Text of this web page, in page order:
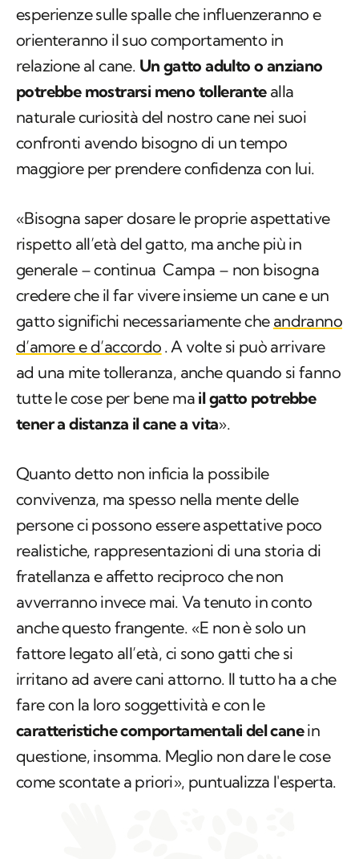
esperienze sulle spalle che influenzeranno e
orienteranno il suo comportamento in
relazione al cane. Un gatto adulto o anziano
potrebbe mostrarsi meno tollerantealla
naturale curiosità del nostro cane nei suoi
confronti avendo bisogno di un tempo
maggiore per prendere confidenza con lui.
«Bisogna saper dosare le proprie aspettative
rispetto all’età del gatto, ma anche più in
generale – continua Campa – non bisogna
credere che il far vivere insieme un cane e un
gatto significhi necessariamente che andranno
d’amore e d’accordo . A volte si può arrivare
ad una mite tolleranza, anche quando si fanno
tutte le cose per bene ma il gatto potrebbe
tener a distanza il cane a vita».
Quanto detto non inficia la possibile
convivenza, ma spesso nella mente delle
persone ci possono essere aspettative poco
realistiche, rappresentazioni di una storia di
fratellanza e affetto reciproco che non
avverranno invece mai. Va tenuto in conto
anche questo frangente. «E non è solo un
fattore legato all’età, ci sono gatti che si
irritano ad avere cani attorno. Il tutto ha a che
fare con la loro soggettività e con le
caratteristiche comportamentali del canein
questione, insomma. Meglio non dare le cose
come scontate a priori», puntualizza l'esperta.